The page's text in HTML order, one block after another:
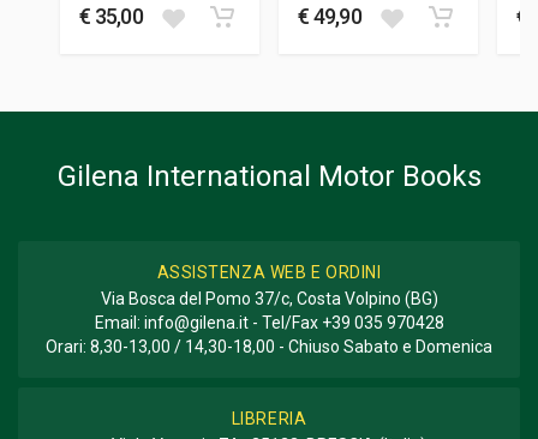
GENERE O COLLANA
€ 35,00 € 49,90 €
Gilena International Motor Books
ASSISTENZA WEB E ORDINI
Via Bosca del Pomo 37/c, Costa Volpino (BG)
Email: info@gilena.it- Tel/Fax +39 035 970428
Orari: 8,30-13,00 / 14,30-18,00 - Chiuso Sabato e Domenica
LIBRERIA